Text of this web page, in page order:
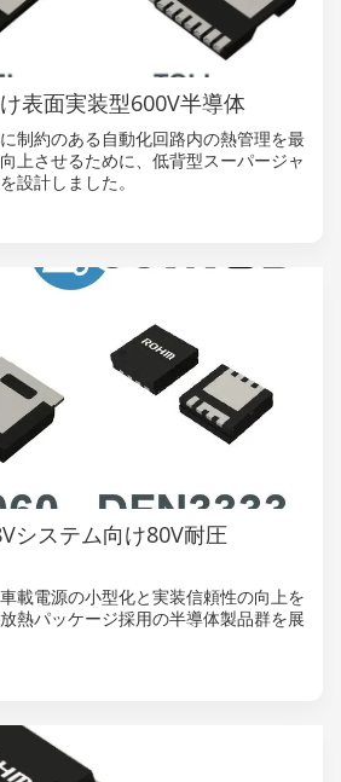
表面実装型600V半導体
制約のある自動化回路内の熱管理を最
上させるために、低背型スーパージャ
設計しました。
システム向け80V耐圧
載電源の小型化と実装信頼性の向上を
熱パッケージ採用の半導体製品群を展